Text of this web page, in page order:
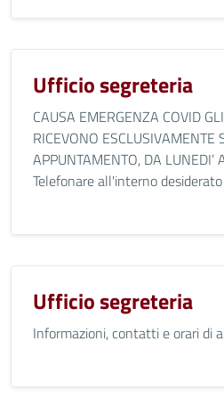
Ufficio segreteria
CAUSA EMERGENZA COVID
RICEVONO ESCLUSIVAMENTE
APPUNTAMENTO, DA LUNEDI’
Telefonare all'interno
Ufficio segreteria
Informazioni, contatti e orari di